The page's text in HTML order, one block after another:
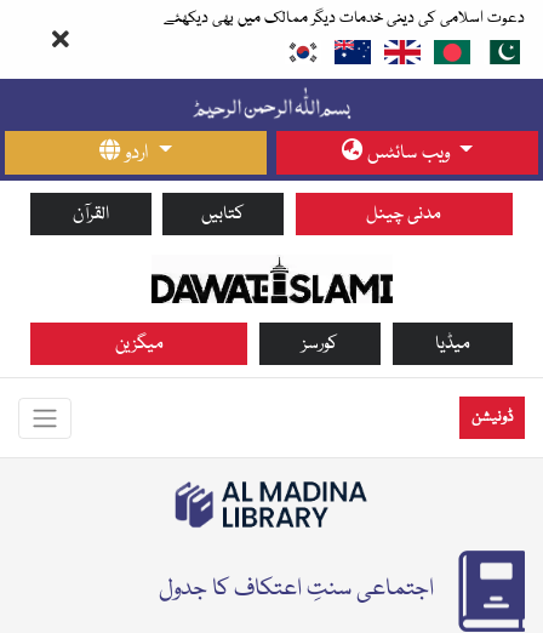
دعوت اسلامی کی دینی خدمات دیگر ممالک میں بھی دیکھئے
اردو ویب سائٹس
القرآن کتابیں مدنی چینل
میگزین کورسز میڈیا
ڈونیشن
اجتماعی سنتِ اعتکاف کا جدول